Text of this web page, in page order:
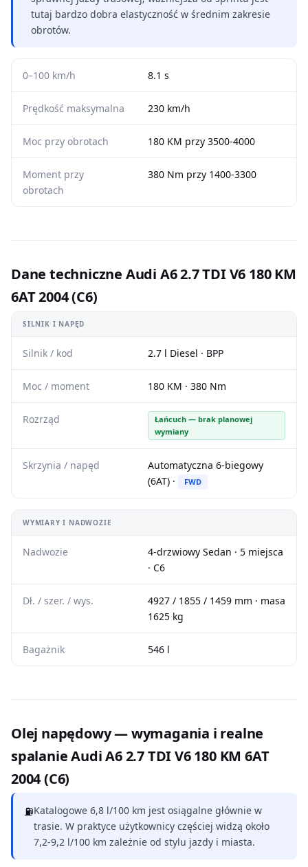
tutaj bardzo dobra elastyczność w średnim zakresie
obrotów.
0–100 km/h 8.1 s
Prędkość maksymalna 230 km/h
Moc przy obrotach 180 KM przy 3500-4000
Moment przy
obrotach
380 Nm przy 1400-3300
Dane techniczne Audi A6 2.7 TDI V6 180 KM
6AT 2004 (C6)
SILNIK I NAPĘD
Silnik / kod 2.7 l Diesel · BPP
Moc / moment 180 KM · 380 Nm
Rozrząd
Łańcuch — brak planowej
wymiany
Skrzynia / napęd
Automatyczna 6-biegowy
(6AT) ·
FWD
WYMIARY I NADWOZIE
Nadwozie
4-drzwiowy Sedan · 5 miejsca
· C6
Dł. / szer. / wys.
4927 / 1855 / 1459 mm · masa
1625 kg
Bagażnik 546 l
Olej napędowy — wymagania i realne
spalanie Audi A6 2.7 TDI V6 180 KM 6AT
2004 (C6)
⛽Katalogowe 6,8 l/100 km jest osiągalne głównie w
trasie. W praktyce użytkownicy częściej widzą około
7,2-9,2 l/100 km zależnie od stylu jazdy i miasta.